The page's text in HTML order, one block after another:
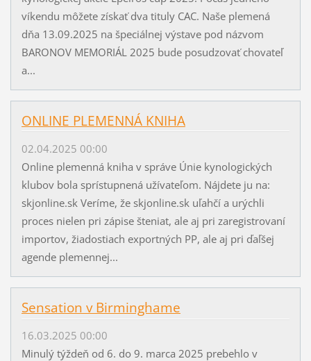
víkendu môžete získať dva tituly CAC. Naše plemená
dňa 13.09.2025 na špeciálnej výstave pod názvom
BARONOV MEMORIÁL 2025 bude posudzovať chovateľ
a...
ONLINE PLEMENNÁ KNIHA
02.04.2025 00:00
Online plemenná kniha v správe Únie kynologických
klubov bola sprístupnená užívateľom. Nájdete ju na:
skjonline.sk Veríme, že skjonline.sk uľahčí a urýchli
proces nielen pri zápise šteniat, ale aj pri zaregistrovaní
importov, žiadostiach exportných PP, ale aj pri ďaľšej
agende plemennej...
Sensation v Birminghame
16.03.2025 00:00
Minulý týždeň od 6. do 9. marca 2025 prebehlo v